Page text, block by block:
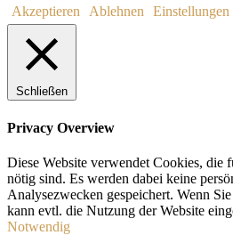
Akzeptieren Ablehnen Einstellungen
Schließen
Privacy Overview
Diese Website verwendet Cookies, die
nötig sind. Es werden dabei keine
Analysezwecken gespeichert. Wenn
kann evtl. die Nutzung der Website
Notwendig